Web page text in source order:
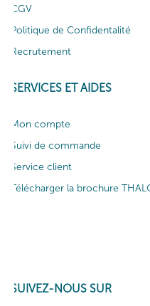
CGV
Politique de Confidentalité
Recrutement
SERVICES ET AIDES
Mon compte
Suivi de commande
Service client
Télécharger la brochure
SUIVEZ-NOUS SUR